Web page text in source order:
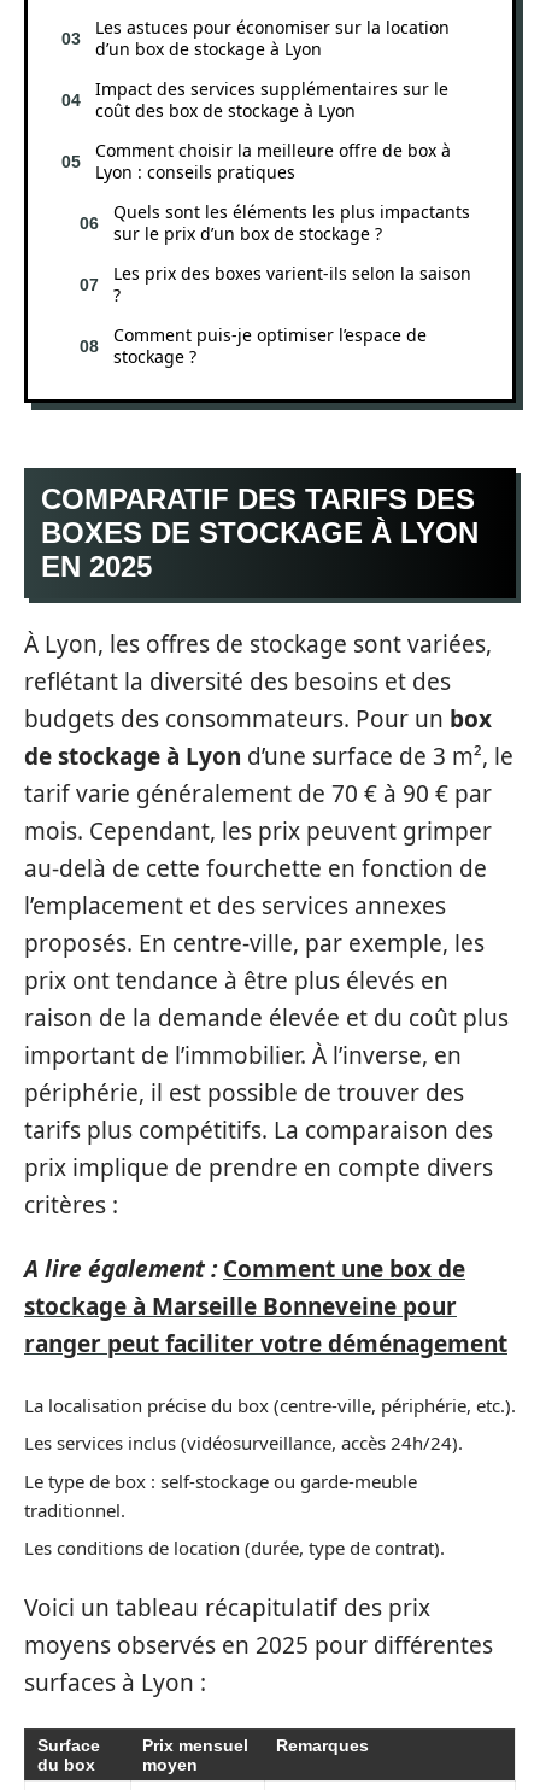
Les astuces pour économiser sur la location
d’un box de stockage à Lyon
Impact des services supplémentaires sur le
coût des box de stockage à Lyon
Comment choisir la meilleure offre de box à
Lyon : conseils pratiques
Quels sont les éléments les plus impactants
sur le prix d’un box de stockage ?
Les prix des boxes varient-ils selon la saison
?
Comment puis-je optimiser l’espace de
stockage ?
COMPARATIF DES TARIFS DES
BOXES DE STOCKAGE À LYON
EN 2025
À Lyon, les offres de stockage sont variées,
reflétant la diversité des besoins et des
budgets des consommateurs. Pour un box
de stockage à Lyon d’une surface de 3 m², le
tarif varie généralement de 70 € à 90 € par
mois. Cependant, les prix peuvent grimper
au-delà de cette fourchette en fonction de
l’emplacement et des services annexes
proposés. En centre-ville, par exemple, les
prix ont tendance à être plus élevés en
raison de la demande élevée et du coût plus
important de l’immobilier. À l’inverse, en
périphérie, il est possible de trouver des
tarifs plus compétitifs. La comparaison des
prix implique de prendre en compte divers
critères :
A lire également : Comment une box de
stockage à Marseille Bonneveine pour
ranger peut faciliter votre déménagement
La localisation précise du box (centre-ville, périphérie, etc.).
Les services inclus (vidéosurveillance, accès 24h/24).
Le type de box : self-stockage ou garde-meuble
traditionnel.
Les conditions de location (durée, type de contrat).
Voici un tableau récapitulatif des prix
moyens observés en 2025 pour différentes
surfaces à Lyon :
Surface
du box
Prix mensuel
moyen
Remarques